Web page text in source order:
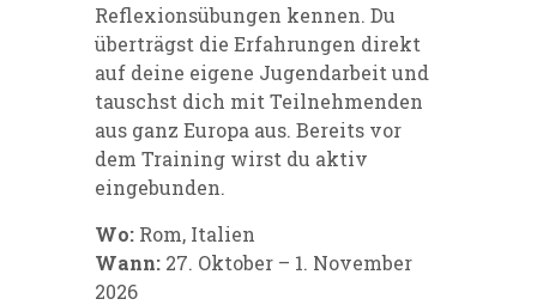
Reflexionsübungen kennen. Du
überträgst die Erfahrungen direkt
auf deine eigene Jugendarbeit und
tauschst dich mit Teilnehmenden
aus ganz Europa aus. Bereits vor
dem Training wirst du aktiv
eingebunden.
Wo: Rom, Italien
Wann: 27. Oktober – 1. November
2026